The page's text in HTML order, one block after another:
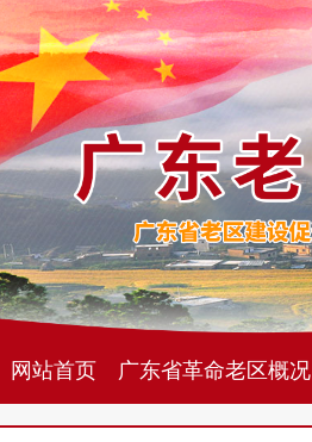
网站首页 广东省革命老区概况